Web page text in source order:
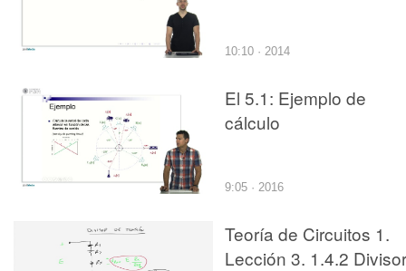
10:10 · 2014
El 5.1: Ejemplo de
cálculo
9:05 · 2016
Teoría de Circuitos 1.
Lección 3. 1.4.2 Divisor